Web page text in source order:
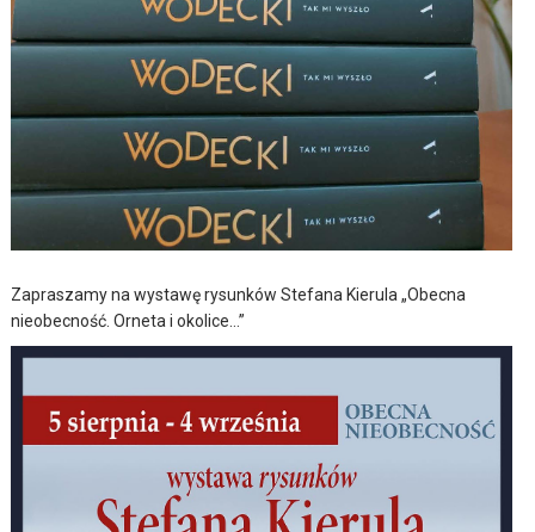
Zapraszamy na wystawę rysunków Stefana Kierula „Obecna
nieobecność. Orneta i okolice…”